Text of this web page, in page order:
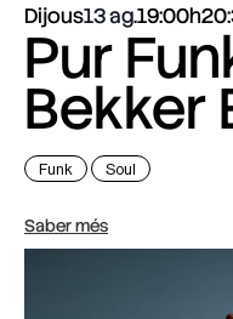
Dijous13 ag.19:00h
Pur
Bekker
Funk Soul
Saber més